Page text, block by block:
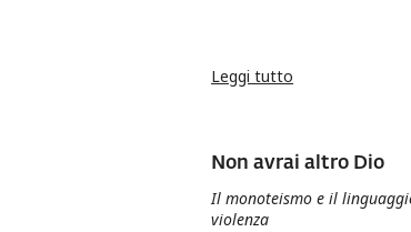
Leggi tutto
Non avrai altro Dio
Il monoteismo e il
violenza